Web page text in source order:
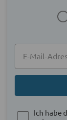
Ich habe